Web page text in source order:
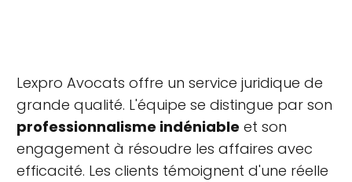
Lexpro Avocats offre un service juridique de
grande qualité. L'équipe se distingue par son
professionnalisme indéniable et son
engagement à résoudre les affaires avec
efficacité. Les clients témoignent d'une réelle